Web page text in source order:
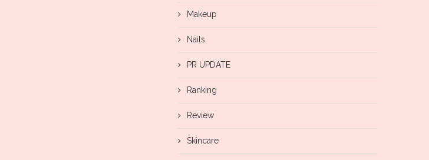
Makeup
Nails
PR UPDATE
Ranking
Review
Skincare